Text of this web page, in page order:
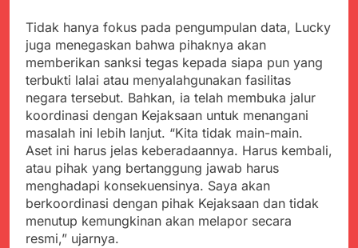
Surabaya
melalui Komite Sekolah,
Disorot karena Dinilai
Bertentangan dengan
Edaran Disdik Jabar
Ketua Umum FSP
Maritim Indonesia
Bantah Isu Mogok
Nasional TKBM: “Belum
Ada Keputusan Resmi”
Agustus 3, 2026
Menjelajahi Potensi
Alam dan Kehangatan
Gotong Royong di
Desa Sukakersa
Agustus 3, 2026
Korban Tenggelam di
Perairan Giligenting
Ditemukan, Polisi
Pastikan Penanganan
Berjalan Sesuai
Prosedur
Agustus 3, 2026
Kapolresta Sumenep
Sambut Kedatangan
Korban Evakuasi KM
Mutiara Sentosa 2 di
Agustus 3, 2026
Tidak hanya fokus pada pengumpulan data, Lucky
juga menegaskan bahwa pihaknya akan
memberikan sanksi tegas kepada siapa pun yang
terbukti lalai atau menyalahgunakan fasilitas
negara tersebut. Bahkan, ia telah membuka jalur
koordinasi dengan Kejaksaan untuk menangani
masalah ini lebih lanjut. “Kita tidak main-main.
Aset ini harus jelas keberadaannya. Harus kembali,
atau pihak yang bertanggung jawab harus
menghadapi konsekuensinya. Saya akan
berkoordinasi dengan pihak Kejaksaan dan tidak
menutup kemungkinan akan melapor secara
resmi,” ujarnya.